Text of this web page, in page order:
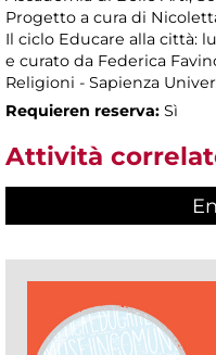
Progetto a cura di
Il ciclo Educare alla città:
e curato da Federica
Religioni - Sapienza
Requieren reserva: Sì
Attività